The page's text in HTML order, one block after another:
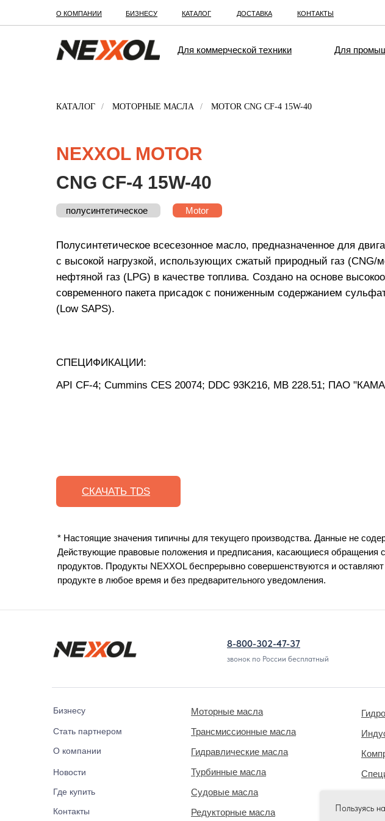
Для коммерческой техники Для
О КОМПАНИИ БИЗНЕСУ КАТАЛОГ ДОСТАВКА КОНТАКТЫ
КАТАЛОГ / МОТОРНЫЕ МАСЛА / MOTOR CNG CF-4 15W-40
СКАЧАТЬ TDS
Полусинтетическое всесезонное масло, предназначенное для
с высокой нагрузкой, использующих сжатый природный газ (CNG/
нефтяной газ (LPG) в качестве топлива. Создано на основе
современного пакета присадок с пониженным содержанием
(Low SAPS).
API CF-4; Cummins СES 20074; DDC 93K216, MB 228.51; ПАО
СПЕЦИФИКАЦИИ:
NEXXOL MOTOR
CNG CF-4 15W-40
* Настоящие значения типичны для текущего производства. Данные не
Действующие правовые положения и предписания, касающиеся
продуктов. Продукты NEXXOL беспрерывно совершенствуются и
продукте в любое время и без предварительного уведомления.
ТП-22С
минеральное
полусинтетическое Motor
8-800-302-47-37
звонок по России бесплатный
Бизнесу
Стать партнером
О компании
Новости
Где купить
Контакты
Моторные масла
Трансмиссионные масла
Гидравлические масла
Турбинные масла
Судовые масла
Редукторные масла
Пользуясь